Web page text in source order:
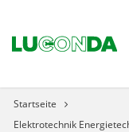
Startseite
Elektrotechnik